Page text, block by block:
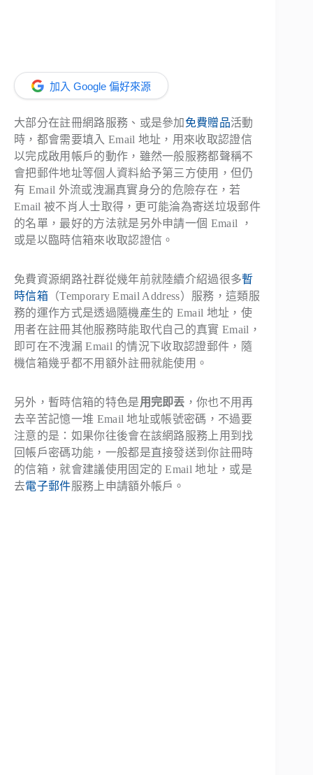
加入 Google 偏好來源
大部分在註冊網路服務、或是參加 免費贈品活動
時，都會需要填入 Email 地址，用來收取認證信
以完成啟用帳戶的動作，雖然一般服務都聲稱不
會把郵件地址等個人資料給予第三方使用，但仍
有 Email 外流或洩漏真實身分的危險存在，若
Email 被不肖人士取得，更可能淪為寄送垃圾郵件
的名單，最好的方法就是另外申請一個 Email ，
或是以臨時信箱來收取認證信。
免費資源網路社群從幾年前就陸續介紹過很多暫
時信箱（Temporary Email Address）服務，這類服
務的運作方式是透過隨機產生的 Email 地址，使
用者在註冊其他服務時能取代自己的真實 Email，
即可在不洩漏 Email 的情況下收取認證郵件，隨
機信箱幾乎都不用額外註冊就能使用。
另外，暫時信箱的特色是用完即丟 ，你也不用再
去辛苦記憶一堆 Email 地址或帳號密碼，不過要
注意的是：如果你往後會在該網路服務上用到找
回帳戶密碼功能，一般都是直接發送到你註冊時
的信箱，就會建議使用固定的 Email 地址，或是
去電子郵件服務上申請額外帳戶。